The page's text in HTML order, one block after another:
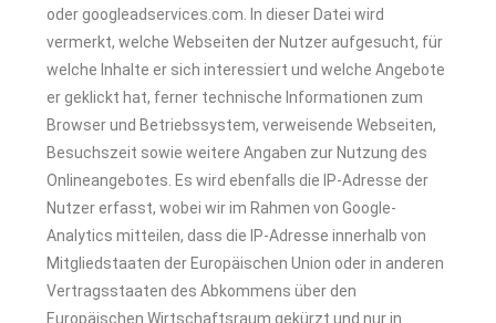
oder googleadservices.com. In dieser Datei wird
vermerkt, welche Webseiten der Nutzer aufgesucht, für
welche Inhalte er sich interessiert und welche Angebote
er geklickt hat, ferner technische Informationen zum
Browser und Betriebssystem, verweisende Webseiten,
Besuchszeit sowie weitere Angaben zur Nutzung des
Onlineangebotes. Es wird ebenfalls die IP-Adresse der
Nutzer erfasst, wobei wir im Rahmen von Google-
Analytics mitteilen, dass die IP-Adresse innerhalb von
Mitgliedstaaten der Europäischen Union oder in anderen
Vertragsstaaten des Abkommens über den
Europäischen Wirtschaftsraum gekürzt und nur in